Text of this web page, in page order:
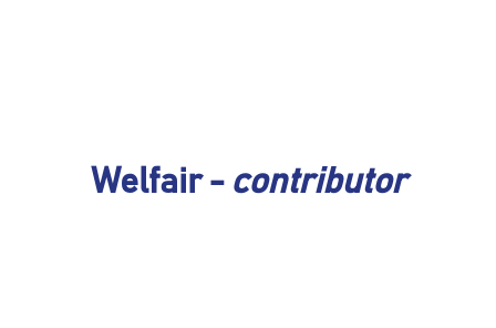
Welfair -contributor